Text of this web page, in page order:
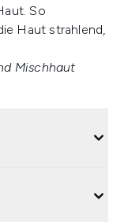
So
Haut strahlend,
Mischhaut